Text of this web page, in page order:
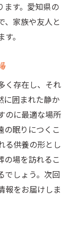
ます。愛知県の
、家族や友人と
。
く存在し、それ
に囲まれた静か
のに最適な場所
の眠りにつくこ
る供養の形とし
の場を訪れるこ
でしょう。次回
報をお届けしま